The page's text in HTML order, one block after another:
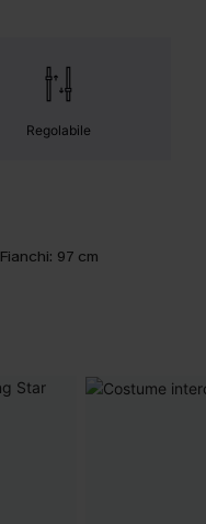
Regolabile
Fianchi: 97 cm